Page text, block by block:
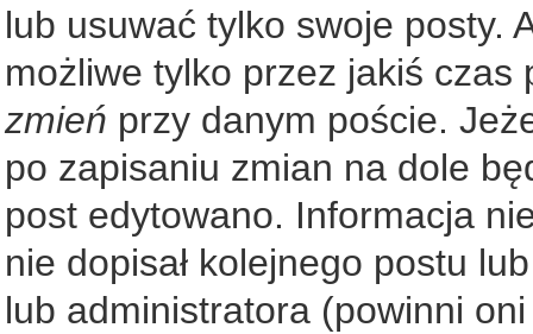
lub usuwać tylko swoje posty.
możliwe tylko przez jakiś
zmień przy danym poście.
po zapisaniu zmian na dole
post edytowano. Informacja
nie dopisał kolejnego postu
lub administratora (powinni